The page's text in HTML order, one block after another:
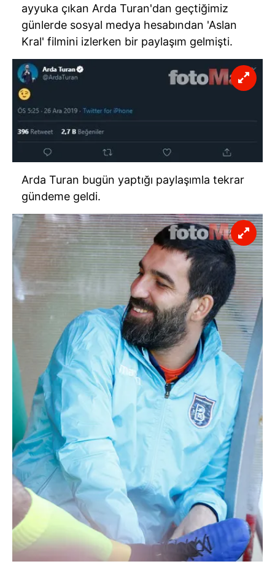
ayyuka çıkan Arda Turan'dan geçtiğimiz
günlerde sosyal medya hesabından 'Aslan
Kral' filmini izlerken bir paylaşım gelmişti.
Arda Turan bugün yaptığı paylaşımla tekrar
gündeme geldi.